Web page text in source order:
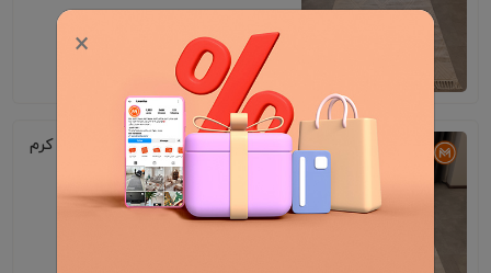
7٬495٬000
فرش ایکیا اختصاصی کد 42315 زمینه کرم
×